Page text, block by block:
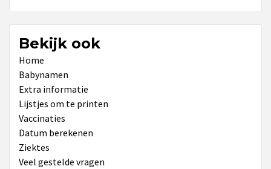
Bekijk ook
Home
Babynamen
Extra informatie
Lijstjes om te printen
Vaccinaties
Datum berekenen
Ziektes
Veel gestelde vragen